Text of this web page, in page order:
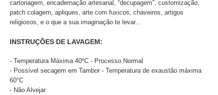
cartonagem, encadernação artesanal, “decupagem”, customização,
patch colagem, apliques, arte com fuxicos, chaveiros, artigos
religiosos, e o que a sua imaginação te levar...
INSTRUÇÕES DE LAVAGEM:
- Temperatura Máxima 40ºC - Processo Normal
- Possível secagem em Tambor - Temperatura de exaustão máxima
60°C
- Não Alvejar